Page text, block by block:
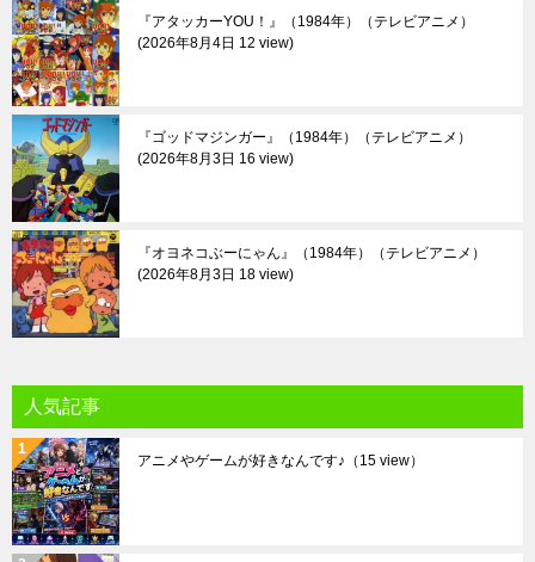
『アタッカーYOU！』（1984年）（テレビアニメ）
2026年8月4日 12 view
『ゴッドマジンガー』（1984年）（テレビアニメ）
2026年8月3日 16 view
『オヨネコぶーにゃん』（1984年）（テレビアニメ）
2026年8月3日 18 view
人気記事
アニメやゲームが好きなんです♪ （15 view）